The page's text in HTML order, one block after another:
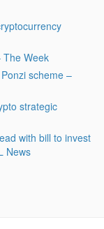
The Week
scheme –
strategic
with bill to invest
News